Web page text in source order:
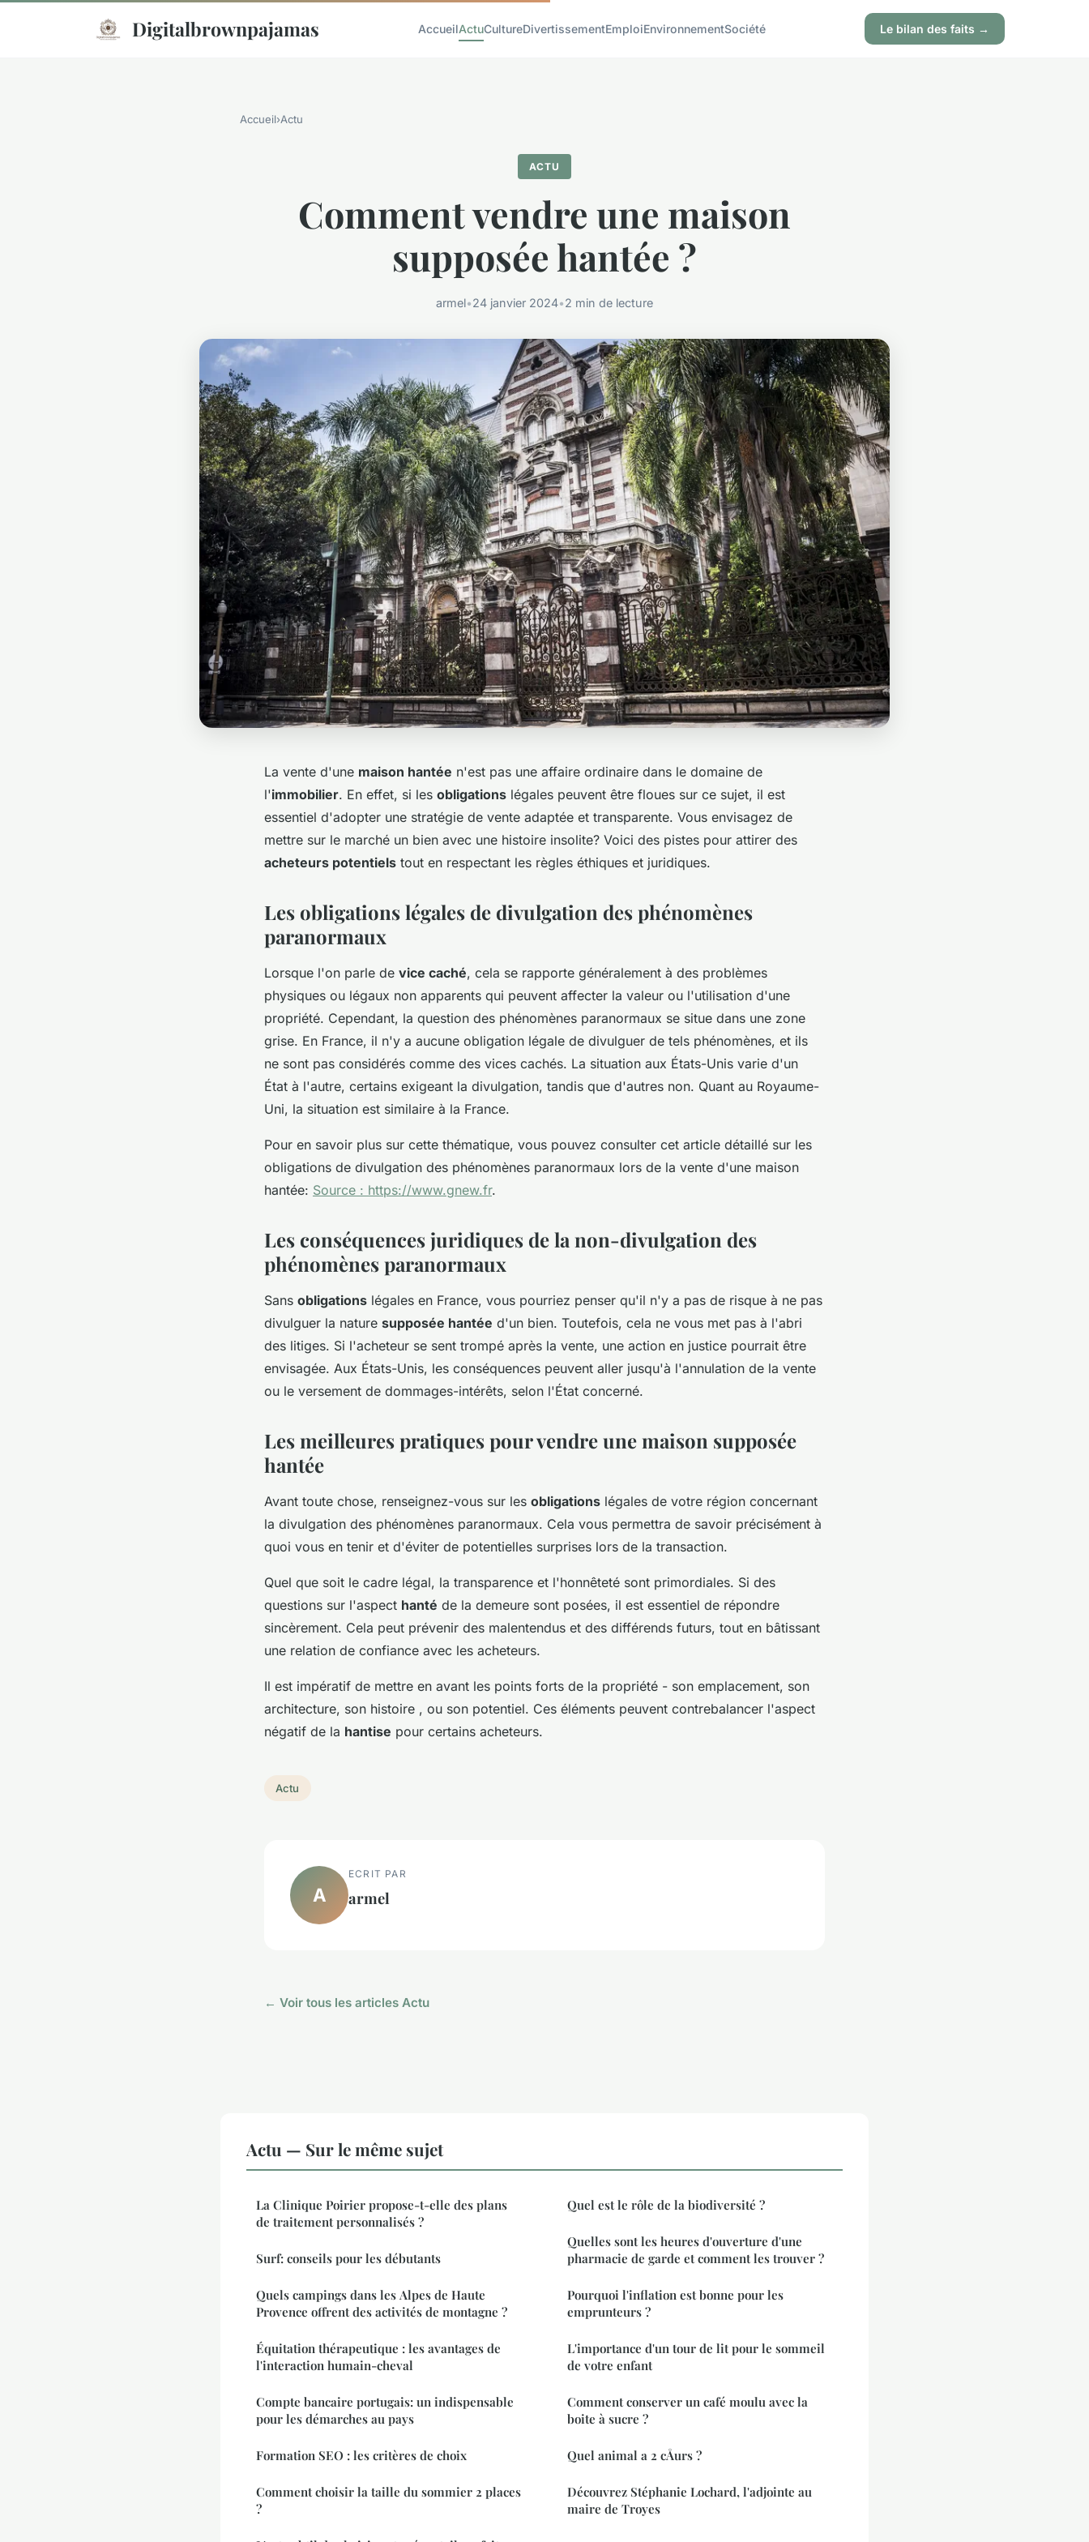
Digitalbrownpajamas AccueilActuCultureDivertissementEmploiEnvironnementSociété Le bilan des faits →
Accueil›Actu
ACTU
Comment vendre une maison
supposée hantée ?
armel•24 janvier 2024•2 min de lecture
La vente d'une maison hantée n'est pas une affaire ordinaire dans le domaine de
l'immobilier. En effet, si les obligations légales peuvent être floues sur ce sujet, il est
essentiel d'adopter une stratégie de vente adaptée et transparente. Vous envisagez de
mettre sur le marché un bien avec une histoire insolite? Voici des pistes pour attirer des
acheteurs potentiels tout en respectant les règles éthiques et juridiques.
Les obligations légales de divulgation des phénomènes
paranormaux
Lorsque l'on parle de vice caché, cela se rapporte généralement à des problèmes
physiques ou légaux non apparents qui peuvent affecter la valeur ou l'utilisation d'une
propriété. Cependant, la question des phénomènes paranormaux se situe dans une zone
grise. En France, il n'y a aucune obligation légale de divulguer de tels phénomènes, et ils
ne sont pas considérés comme des vices cachés. La situation aux États-Unis varie d'un
État à l'autre, certains exigeant la divulgation, tandis que d'autres non. Quant au Royaume-
Uni, la situation est similaire à la France.
Pour en savoir plus sur cette thématique, vous pouvez consulter cet article détaillé sur les
obligations de divulgation des phénomènes paranormaux lors de la vente d'une maison
hantée: Source : https://www.gnew.fr.
Les conséquences juridiques de la non-divulgation des
phénomènes paranormaux
Sans obligations légales en France, vous pourriez penser qu'il n'y a pas de risque à ne pas
divulguer la nature supposée hantée d'un bien. Toutefois, cela ne vous met pas à l'abri
des litiges. Si l'acheteur se sent trompé après la vente, une action en justice pourrait être
envisagée. Aux États-Unis, les conséquences peuvent aller jusqu'à l'annulation de la vente
ou le versement de dommages-intérêts, selon l'État concerné.
Les meilleures pratiques pour vendre une maison supposée
hantée
Avant toute chose, renseignez-vous sur les obligations légales de votre région concernant
la divulgation des phénomènes paranormaux. Cela vous permettra de savoir précisément à
quoi vous en tenir et d'éviter de potentielles surprises lors de la transaction.
Quel que soit le cadre légal, la transparence et l'honnêteté sont primordiales. Si des
questions sur l'aspect hanté de la demeure sont posées, il est essentiel de répondre
sincèrement. Cela peut prévenir des malentendus et des différends futurs, tout en bâtissant
une relation de confiance avec les acheteurs.
Il est impératif de mettre en avant les points forts de la propriété - son emplacement, son
architecture, son histoire , ou son potentiel. Ces éléments peuvent contrebalancer l'aspect
négatif de la hantise pour certains acheteurs.
Actu
A
ECRIT PAR
armel
← Voir tous les articles Actu
Actu — Sur le même sujet
La Clinique Poirier propose-t-elle des plans
de traitement personnalisés ?
Surf: conseils pour les débutants
Quels campings dans les Alpes de Haute
Provence offrent des activités de montagne ?
Équitation thérapeutique : les avantages de
l'interaction humain-cheval
Compte bancaire portugais: un indispensable
pour les démarches au pays
Formation SEO : les critères de choix
Comment choisir la taille du sommier 2 places
?
Quel est le rôle de la biodiversité ?
Quelles sont les heures d'ouverture d'une
pharmacie de garde et comment les trouver ?
Pourquoi l'inflation est bonne pour les
emprunteurs ?
L'importance d'un tour de lit pour le sommeil
de votre enfant
Comment conserver un café moulu avec la
boite à sucre ?
Quel animal a 2 cÅurs ?
Découvrez Stéphanie Lochard, l'adjointe au
maire de Troyes